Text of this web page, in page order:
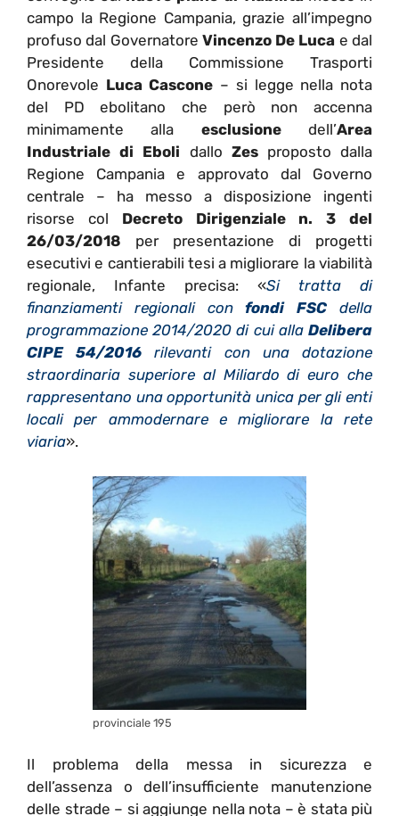
campo la Regione Campania, grazie all’impegno
profuso dal Governatore Vincenzo De Luca e dal
Presidente della Commissione Trasporti
Onorevole Luca Cascone – si legge nella nota
del PD ebolitano che però non accenna
minimamente alla esclusionedell’Area
Industriale di Eboli dallo Zesproposto dalla
Regione Campania e approvato dal Governo
centrale – ha messo a disposizione ingenti
risorse col Decreto Dirigenziale n. 3 del
26/03/2018 per presentazione di progetti
esecutivi e cantierabili tesi a migliorare la viabilità
regionale, Infante precisa: «Si tratta di
finanziamenti regionali confondi FSC della
programmazione 2014/2020 di cui alla Delibera
CIPE 54/2016 rilevanti con una dotazione
straordinaria superiore al Miliardo di euro che
rappresentano una opportunità unica per gli enti
locali per ammodernare e migliorare la rete
viaria».
provinciale 195
Il problema della messa in sicurezza e
dell’assenza o dell’insufficiente manutenzione
delle strade – si aggiunge nella nota – è stata più